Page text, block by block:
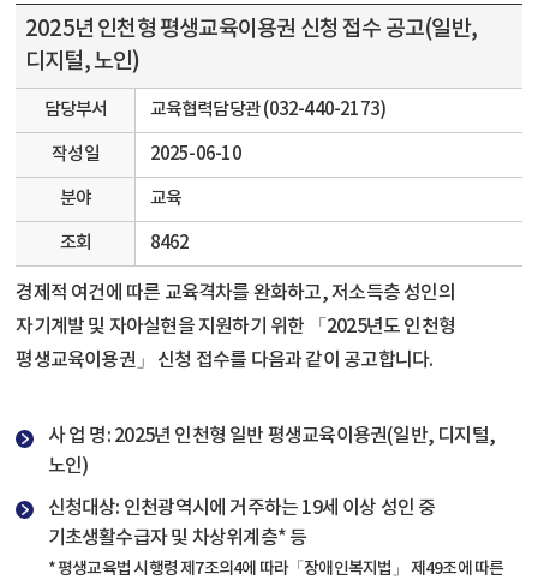
2025년 인천형 평생교육이용권 신청 접수 공고(일반,
디지털, 노인)
담당부서 교육협력담당관 (032-440-2173)
작성일 2025-06-10
분야 교육
조회 8462
경제적 여건에 따른 교육격차를 완화하고, 저소득층 성인의
자기계발 및 자아실현을 지원하기 위한 「2025년도 인천형
평생교육이용권」 신청 접수를 다음과 같이 공고합니다.
사 업 명: 2025년 인천형 일반 평생교육이용권(일반, 디지털,
노인)
신청대상: 인천광역시에 거주하는 19세 이상 성인 중
기초생활수급자 및 차상위계층* 등
* 평생교육법 시행령 제7조의4에 따라「장애인복지법」 제49조에 따른